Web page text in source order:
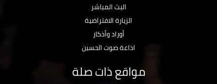
البث المباشر
الزيارة الافتراضية
أوراد وأذكار
اذاعة صوت الحسين
مواقع ذات صلة